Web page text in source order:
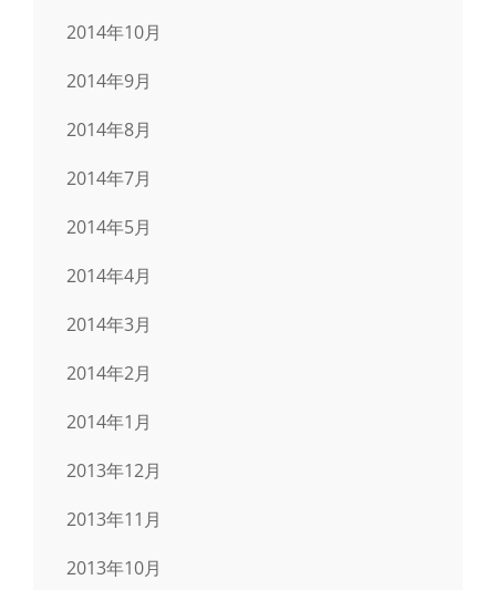
2014年10月
2014年9月
2014年8月
2014年7月
2014年5月
2014年4月
2014年3月
2014年2月
2014年1月
2013年12月
2013年11月
2013年10月